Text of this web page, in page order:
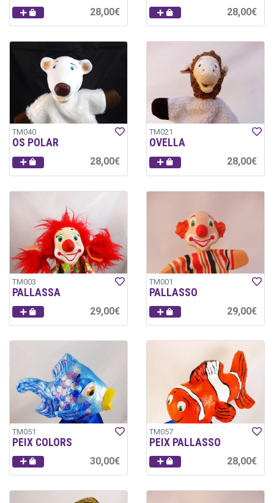
28,00€ 28,00€
TM040
OS POLAR
28,00€
TM021
OVELLA
28,00€
TM003
PALLASSA
29,00€
TM001
PALLASSO
29,00€
TM051
PEIX COLORS
30,00€
TM057
PEIX PALLASSO
28,00€